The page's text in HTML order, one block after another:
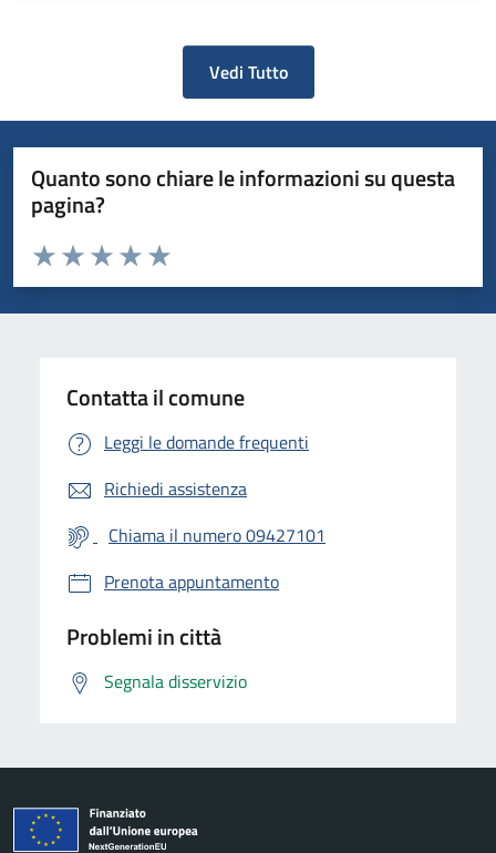
Vedi Tutto
Quanto sono chiare le informazioni su questa
pagina?
Valuta da 1 a 5 stelle la pagina
Valuta 5 stelle su 5
Valuta 4 stelle su 5
Valuta 3 stelle su 5
Valuta 2 stelle su 5
Valuta 1 stelle su 5
Contatta il comune
Leggi le domande frequenti
Richiedi assistenza
Chiama il numero 09427101
Prenota appuntamento
Problemi in città
Segnala disservizio